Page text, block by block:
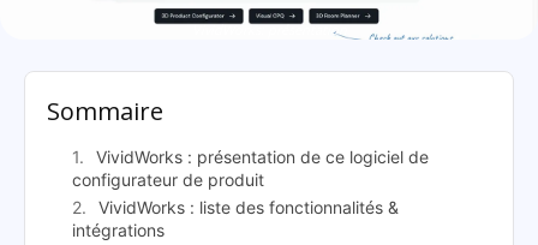
VividWorks: présentation
Sommaire
VividWorks : présentation de ce logiciel de
configurateur de produit
VividWorks : liste des fonctionnalités &
intégrations